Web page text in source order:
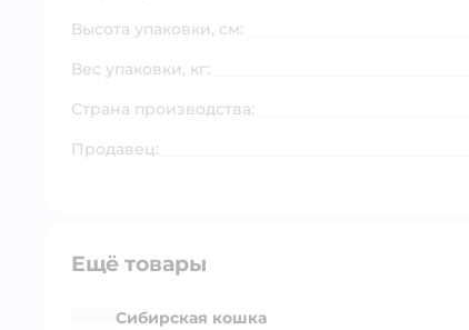
Высота упаковки, см:
Вес упаковки, кг:
Страна производства:
Продавец:
Ещё товары
Сибирская кошка